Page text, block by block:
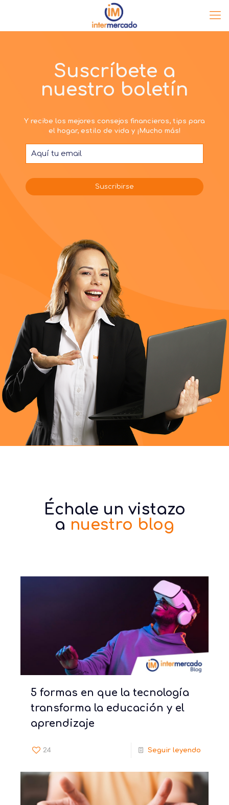
Suscríbete a
nuestro boletín
Y recibe los mejores consejos financieros, tips para
el hogar, estilo de vida y ¡Mucho más!
Échale un vistazo
a nuestro blog
5 formas en que la tecnología
transforma la educación y el
aprendizaje
24 Seguir leyendo